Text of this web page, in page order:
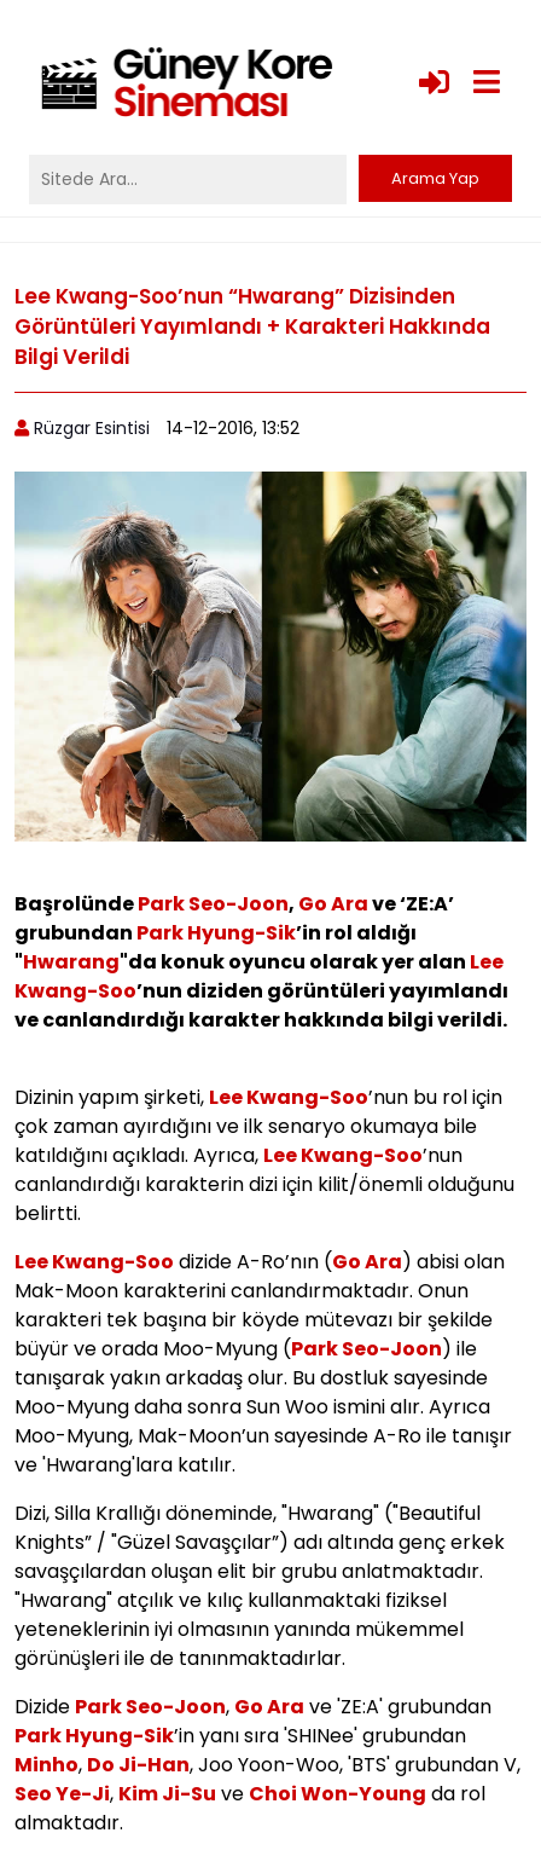
Lee Kwang-Soo’nun “Hwarang” Dizisinden
Görüntüleri Yayımlandı + Karakteri Hakkında
Bilgi Verildi
Rüzgar Esintisi 14-12-2016, 13:52
BaşrolündePark Seo-Joon, Go Arave ‘ZE:A’
grubundan Park Hyung-Sik’in rol aldığı
"Hwarang"da konuk oyuncu olarak yer alan Lee
Kwang-Soo’nun diziden görüntüleri yayımlandı
ve canlandırdığı karakter hakkında bilgi verildi.
Dizinin yapım şirketi, Lee Kwang-Soo’nun bu rol için
çok zaman ayırdığını ve ilk senaryo okumaya bile
katıldığını açıkladı. Ayrıca, Lee Kwang-Soo’nun
canlandırdığı karakterin dizi için kilit/önemli olduğunu
belirtti.
Lee Kwang-Soo dizide A-Ro’nın (Go Ara) abisi olan
Mak-Moon karakterini canlandırmaktadır. Onun
karakteri tek başına bir köyde mütevazı bir şekilde
büyür ve orada Moo-Myung (Park Seo-Joon) ile
tanışarak yakın arkadaş olur. Bu dostluk sayesinde
Moo-Myung daha sonra Sun Woo ismini alır. Ayrıca
Moo-Myung, Mak-Moon’un sayesinde A-Ro ile tanışır
ve 'Hwarang'lara katılır.
Dizi, Silla Krallığı döneminde, "Hwarang" ("Beautiful
Knights” / "Güzel Savaşçılar”) adı altında genç erkek
savaşçılardan oluşan elit bir grubu anlatmaktadır.
"Hwarang" atçılık ve kılıç kullanmaktaki fiziksel
yeteneklerinin iyi olmasının yanında mükemmel
görünüşleri ile de tanınmaktadırlar.
Dizide Park Seo-Joon, Go Ara ve 'ZE:A' grubundan
Park Hyung-Sik’in yanı sıra 'SHINee' grubundan
Minho, Do Ji-Han, Joo Yoon-Woo, 'BTS' grubundan V,
Seo Ye-Ji, Kim Ji-Su ve Choi Won-Young da rol
almaktadır.